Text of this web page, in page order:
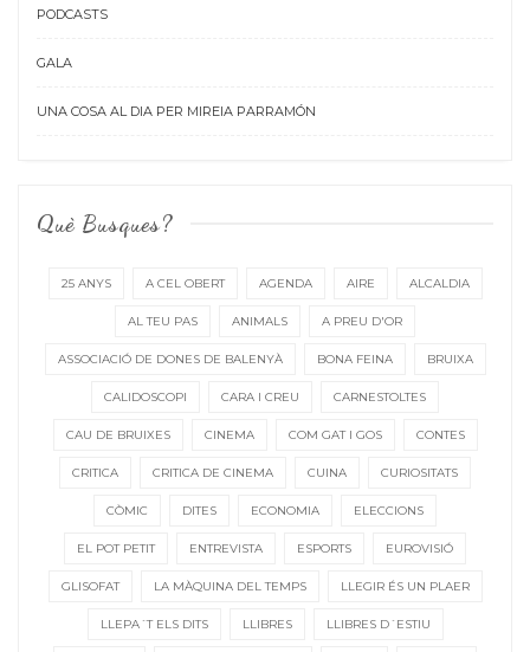
PODCASTS
GALA
UNA COSA AL DIA PER MIREIA PARRAMÓN
Què Busques?
25 ANYS A CEL OBERT AGENDA AIRE ALCALDIA
AL TEU PAS ANIMALS A PREU D'OR
ASSOCIACIÓ DE DONES DE BALENYÀ BONA FEINA BRUIXA
CALIDOSCOPI CARA I CREU CARNESTOLTES
CAU DE BRUIXES CINEMA COM GAT I GOS CONTES
CRITICA CRITICA DE CINEMA CUINA CURIOSITATS
CÒMIC DITES ECONOMIA ELECCIONS
EL POT PETIT ENTREVISTA ESPORTS EUROVISIÓ
GLISOFAT LA MÀQUINA DEL TEMPS LLEGIR ÉS UN PLAER
LLEPA´T ELS DITS LLIBRES LLIBRES D´ESTIU